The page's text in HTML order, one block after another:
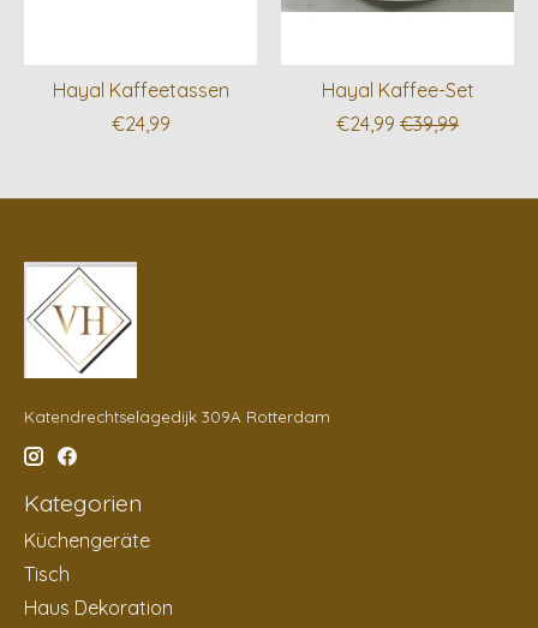
Hayal Kaffeetassen
€24,99
Hayal Kaffee-Set
€24,99 €39,99
Katendrechtselagedijk 309A Rotterdam
Kategorien
Küchengeräte
Tisch
Haus Dekoration